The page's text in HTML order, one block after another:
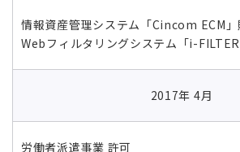
情報資産管理システム「Cincom ECM
Webフィルタリングシステム「i-
2017年 4月
労働者派遣事業 許可